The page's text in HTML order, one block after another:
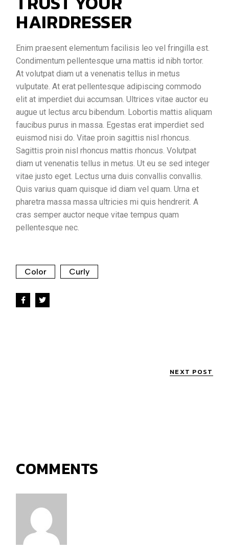
HAIRDRESSER
Enim praesent elementum facilisis leo vel fringilla est.
Condimentum pellentesque urna mattis id nibh tortor.
At volutpat diam ut a venenatis tellus in metus
vulputate. At erat pellentesque adipiscing commodo
elit at imperdiet dui accumsan. Ultrices vitae auctor eu
augue ut lectus arcu bibendum. Lobortis mattis aliquam
faucibus purus in massa. Egestas erat imperdiet sed
euismod nisi do. Vitae proin sagittis nisl rhoncus.
Sagittis proin nisl rhoncus mattis rhoncus. Volutpat
diam ut venenatis tellus in metus. Ut eu se sed integer
vitae justo eget. Lectus urna duis convallis convallis.
Quis varius quam quisque id diam vel quam. Urna et
pharetra massa massa ultricies mi quis hendrerit. A
cras semper auctor neque vitae tempus quam
pellentesque nec.
Color Curly
NEXT POST
COMMENTS